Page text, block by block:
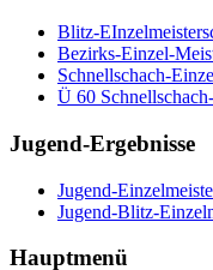
Blitz-
Bezirks-Einzel-
Schnellschach-
Ü 60
Jugend-Ergebnisse
Jugend-
Jugend-Blitz-
Hauptmenü